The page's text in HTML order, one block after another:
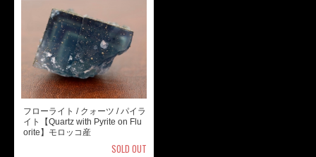
フローライト / クォーツ / パイラ
イト【Quartz with Pyrite on Flu
orite】モロッコ産
SOLD OUT